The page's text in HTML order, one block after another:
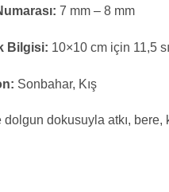
7 mm – 8 mm
Bilgisi: 10×10 cm için 11,5
Sonbahar, Kış
dolgun dokusuyla atkı,